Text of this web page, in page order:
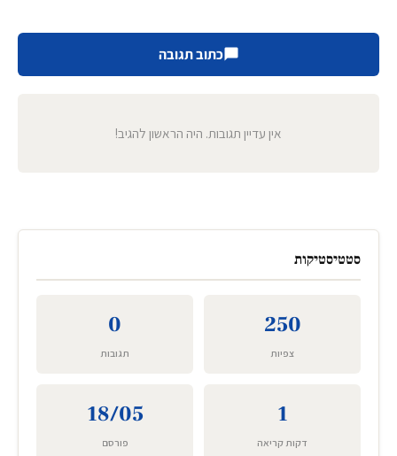
כתוב תגובה
אין עדיין תגובות. היה הראשון להגיב!
סטטיסטיקות
250
צפיות
0
תגובות
1
דקות קריאה
18/05
פורסם